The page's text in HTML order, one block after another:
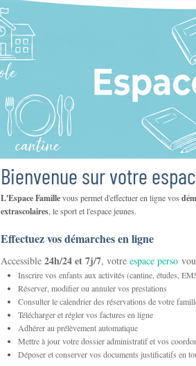
Bienvenue sur votre
L'Espace Famillevous permet d'effectuer en ligne vos
extrascolaires , le sport et l'espace jeunes.
Effectuez vos démarches en ligne
Accessible 24h/24 et 7j/7, votre espace perso
Inscrire vos enfants aux activités (cantine, études,
Réserver, modifier ou annuler vos prestations
Consulter le calendrier des réservations de votre
Télécharger et régler vos factures en ligne
Adhérer au prélèvement automatique
Mettre à jour votre dossier administratif et vos
Déposer et conserver vos documents justificatifs en